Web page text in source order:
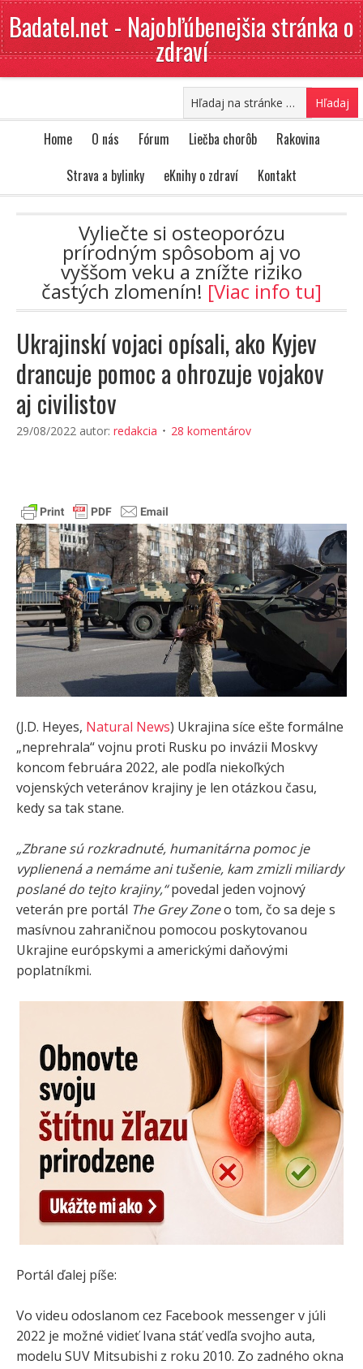
Badatel.net - Najobľúbenejšia stránka o
zdraví
Home O nás Fórum Liečba chorôb
Rakovina
Strava a bylinky
eKnihy o zdraví Kontakt
Vyliečte si osteoporózu
prírodným spôsobom aj vo
vyššom veku a znížte riziko
častých zlomenín! [Viac info tu]
Ukrajinskí vojaci opísali, ako Kyjev
drancuje pomoc a ohrozuje vojakov
aj civilistov
29/08/2022 autor: redakcia 28 komentárov
(J.D. Heyes, Natural News) Ukrajina síce ešte formálne
„neprehrala“ vojnu proti Rusku po invázii Moskvy
koncom februára 2022, ale podľa niekoľkých
vojenských veteránov krajiny je len otázkou času,
kedy sa tak stane.
„Zbrane sú rozkradnuté, humanitárna pomoc je
vyplienená a nemáme ani tušenie, kam zmizli miliardy
poslané do tejto krajiny,“povedal jeden vojnový
veterán pre portál The Grey Zoneo tom, čo sa deje s
masívnou zahraničnou pomocou poskytovanou
Ukrajine európskymi a americkými daňovými
poplatníkmi.
Portál ďalej píše:
Vo videu odoslanom cez Facebook messenger v júli
2022 je možné vidieť Ivana stáť vedľa svojho auta,
modelu SUV Mitsubishi z roku 2010. Zo zadného okna